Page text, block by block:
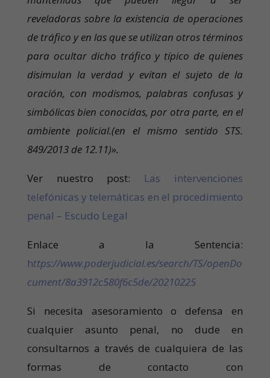
reveladoras sobre la existencia de operaciones
de tráfico y en las que se utilizan otros términos
para ocultar dicho tráfico y típico de quienes
disimulan la verdad y evitan el sujeto de la
oración, con modismos, palabras confusas y
simbólicas bien conocidas, por otra parte, en el
ambiente policial.(en el mismo sentido STS.
849/2013 de 12.11)».
Ver nuestro post: Las intervenciones
telefónicas y telemáticas en el procedimiento
penal – Escudo Legal
Enlace a la Sentencia:
https://www.poderjudicial.es/search/TS/openDo
cument/8a3912c580f6c5de/20210225
Si necesita asesoramiento o defensa en
cualquier asunto penal, no dude en
consultarnos a través de cualquiera de las
formas de contacto con